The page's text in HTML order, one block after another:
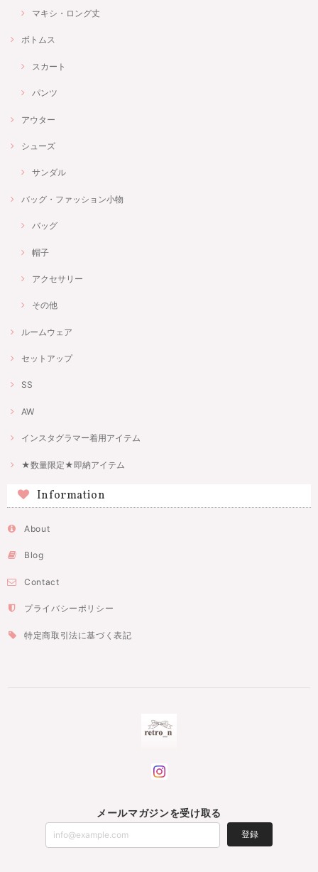
マキシ・ロング丈
ボトムス
スカート
パンツ
アウター
シューズ
サンダル
バッグ・ファッション小物
バッグ
帽子
アクセサリー
その他
ルームウェア
セットアップ
SS
AW
インスタグラマー着用アイテム
★数量限定★即納アイテム
Information
About
Blog
Contact
プライバシーポリシー
特定商取引法に基づく表記
メールマガジンを受け取る
登録